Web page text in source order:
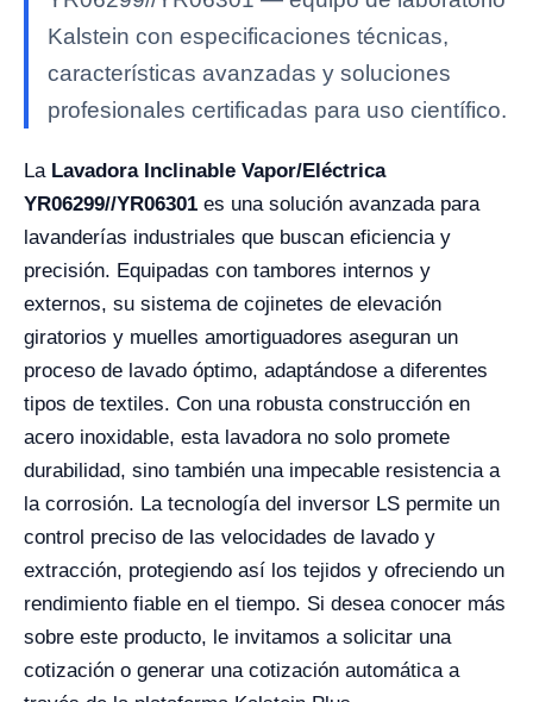
Kalstein con especificaciones técnicas,
características avanzadas y soluciones
profesionales certificadas para uso científico.
La Lavadora Inclinable Vapor/Eléctrica
YR06299//YR06301 es una solución avanzada para
lavanderías industriales que buscan eficiencia y
precisión. Equipadas con tambores internos y
externos, su sistema de cojinetes de elevación
giratorios y muelles amortiguadores aseguran un
proceso de lavado óptimo, adaptándose a diferentes
tipos de textiles. Con una robusta construcción en
acero inoxidable, esta lavadora no solo promete
durabilidad, sino también una impecable resistencia a
la corrosión. La tecnología del inversor LS permite un
control preciso de las velocidades de lavado y
extracción, protegiendo así los tejidos y ofreciendo un
rendimiento fiable en el tiempo. Si desea conocer más
sobre este producto, le invitamos a solicitar una
cotización o generar una cotización automática a